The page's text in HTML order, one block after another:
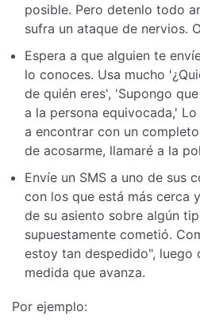
posible. Pero detenlo todo
sufra un ataque de nervios.
Espera a que alguien te
lo conoces. Usa mucho
de quién eres', 'Supongo
a la persona equivocada,'
a encontrar con un
de acosarme, llamaré a la
Envíe un SMS a uno de sus
con los que está más cerca
de su asiento sobre algún
supuestamente cometió.
estoy tan despedido", luego
medida que avanza.
Por ejemplo: